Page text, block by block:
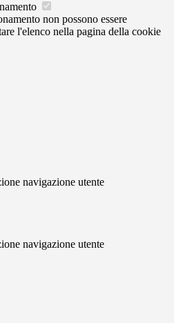
non possono essere
l'elenco nella pagina della cookie
navigazione utente
navigazione utente